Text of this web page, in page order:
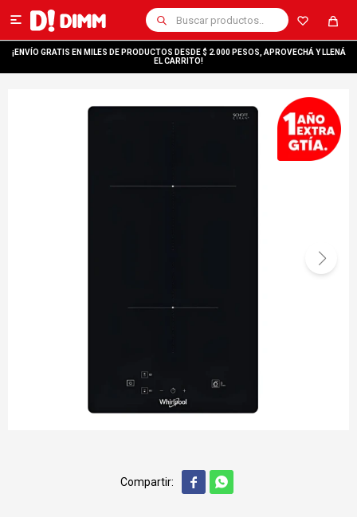

¡ENVÍO GRATIS EN MILES DE PRODUCTOS DESDE $ 2.000 PESOS, APROVECHÁ Y LLENÁ
EL CARRITO!
 